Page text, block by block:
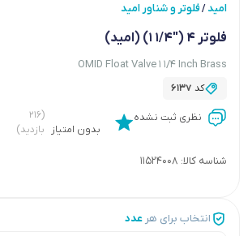
امید/فلوتر و شناور امید
فلوتر 4 ("1/4 1) (امید)
OMID Float Valve 1 1/4 Inch Brass
کد 6137
نظری ثبت نشده
بدون امتیاز
(۲۱۶
بازدید)
شناسه کالا: 11524008
انتخاب برای هر عدد